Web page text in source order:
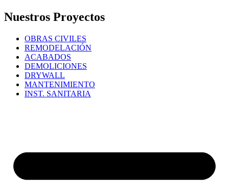
Nuestros Proyectos
OBRAS CIVILES
REMODELACIÓN
ACABADOS
DEMOLICIONES
DRYWALL
MANTENIMIENTO
INST. SANITARIA